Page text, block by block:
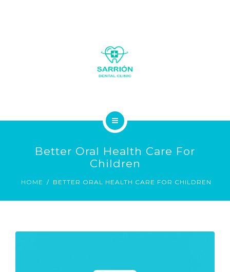
SERVICIOS
ODONTOLOGÍA HOLÍSTICA
Better Oral Health Care For
Children
HOME BETTER ORAL HEALTH CARE FOR CHILDREN